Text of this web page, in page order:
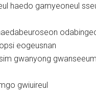
haedo gamyeoneul
eogeusnan
gwanyong
gwiuireul